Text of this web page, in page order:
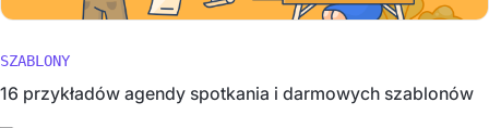
SZABLONY
16 przykładów agendy spotkania i darmowych szablonów